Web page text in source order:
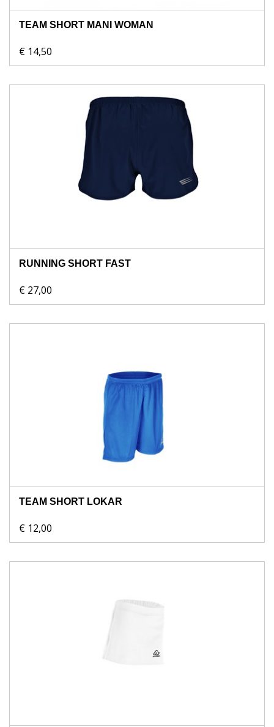
TEAM SHORT MANI WOMAN
€ 14,50
RUNNING SHORT FAST
€ 27,00
TEAM SHORT LOKAR
€ 12,00